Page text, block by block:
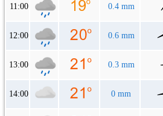
11:00 0.4 mm
12:00 0.6 mm
13:00 0.3 mm
14:00 0 mm